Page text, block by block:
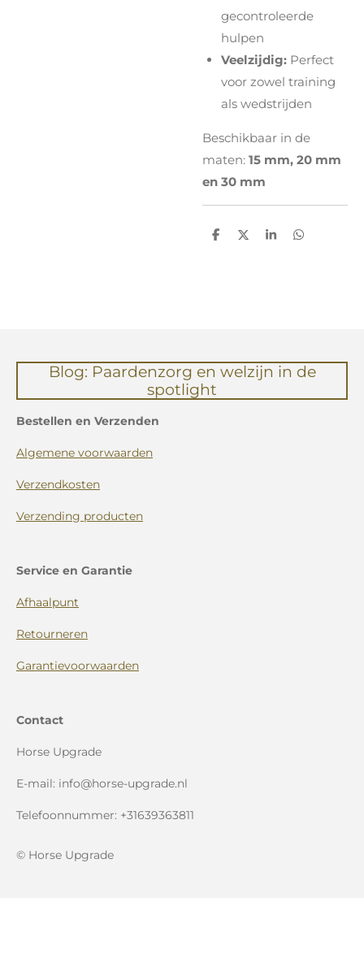
gecontroleerde
hulpen
Veelzijdig:Perfect
voor zowel training
als wedstrijden
Beschikbaar in de
maten: 15 mm, 20 mm
en 30 mm
D
D
S
D
Blog: Paardenzorg en welzijn in de
spotlight
Bestellen en Verzenden
Algemene voorwaarden
Verzendkosten
Verzending producten
Service en Garantie
Afhaalpunt
Retourneren
Garantievoorwaarden
Contact
Horse Upgrade
E-mail: info@horse-upgrade.nl
Telefoonnummer: +31639363811
© Horse Upgrade